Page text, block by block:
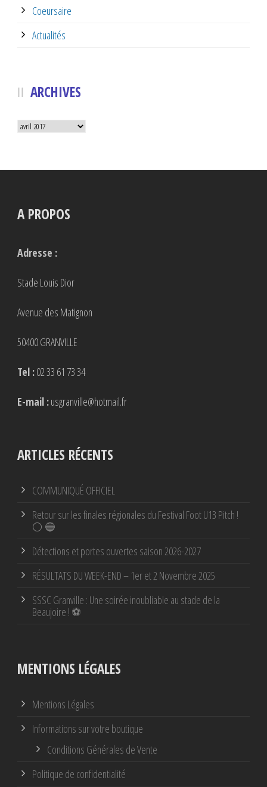
Coeursaire
Actualités
ARCHIVES
Archives
A PROPOS
Adresse :
Stade Louis Dior
Avenue des Matignon
50400 GRANVILLE
Tel :02 33 61 73 34
E-mail :usgranville@hotmail.fr
ARTICLES RÉCENTS
COMMUNIQUÉ OFFICIEL
Retour sur les finales régionales du Festival Foot U13 Pitch !
⚪ 🔵
Détections et portes ouvertes saison 2026-2027
RÉSULTATS DU WEEK-END – 1er et 2 Novembre 2025
SSSC Granville : Une soirée inoubliable au stade de la
Beaujoire ! ⚽
MENTIONS LÉGALES
Mentions Légales
Informations sur votre boutique
Conditions Générales de Vente
Politique de confidentialité